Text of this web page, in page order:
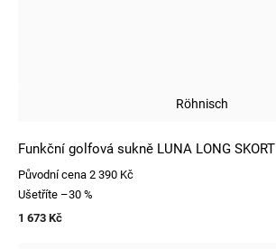
Röhnisch
Funkční golfová sukně LUNA LONG SKORT
Původní cena 2 390 Kč
Ušetříte –30 %
1 673 Kč